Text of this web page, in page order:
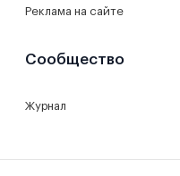
Реклама на сайте
Сообщество
Журнал